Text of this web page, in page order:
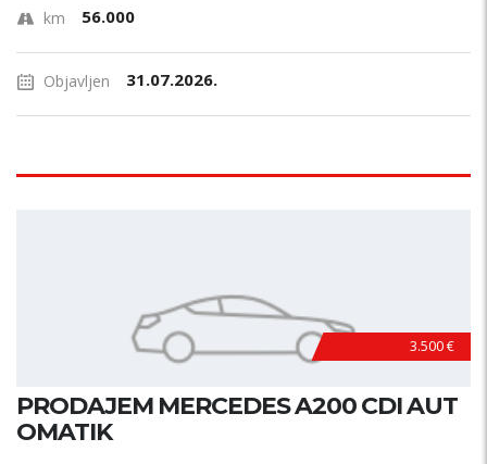
km 56.000
Objavljen 31.07.2026.
3.500 €
PRODAJEM MERCEDES A200 CDI AUT
OMATIK